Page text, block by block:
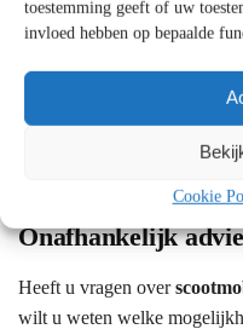
toestemming geeft of uw
invloed hebben op bepaalde
Cookie
Een gesprek met een
Bij langdurige zorg kan ook
betrokken zijn.
Onafhankelijk
Heeft u vragen over
wilt u weten welke